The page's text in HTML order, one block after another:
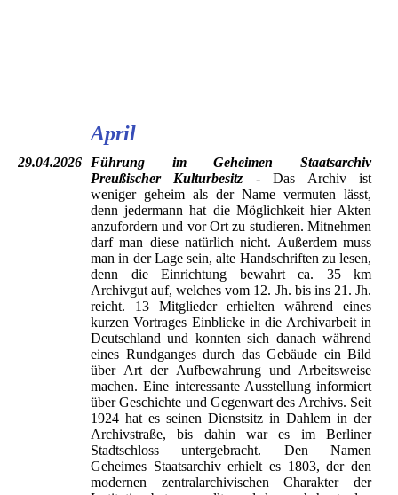
April
29.04.2026
Führung im Geheimen Staatsarchiv
Preußischer Kulturbesitz - Das Archiv ist
weniger geheim als der Name vermuten lässt,
denn jedermann hat die Möglichkeit hier Akten
anzufordern und vor Ort zu studieren. Mitnehmen
darf man diese natürlich nicht. Außerdem muss
man in der Lage sein, alte Handschriften zu lesen,
denn die Einrichtung bewahrt ca. 35 km
Archivgut auf, welches vom 12. Jh. bis ins 21. Jh.
reicht. 13 Mitglieder erhielten während eines
kurzen Vortrages Einblicke in die Archivarbeit in
Deutschland und konnten sich danach während
eines Rundganges durch das Gebäude ein Bild
über Art der Aufbewahrung und Arbeitsweise
machen. Eine interessante Ausstellung informiert
über Geschichte und Gegenwart des Archivs. Seit
1924 hat es seinen Dienstsitz in Dahlem in der
Archivstraße, bis dahin war es im Berliner
Stadtschloss untergebracht. Den Namen
Geheimes Staatsarchiv erhielt es 1803, der den
modernen zentralarchivischen Charakter der